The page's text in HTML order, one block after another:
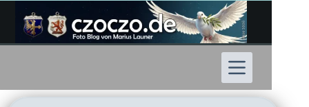
Inhalt
springen